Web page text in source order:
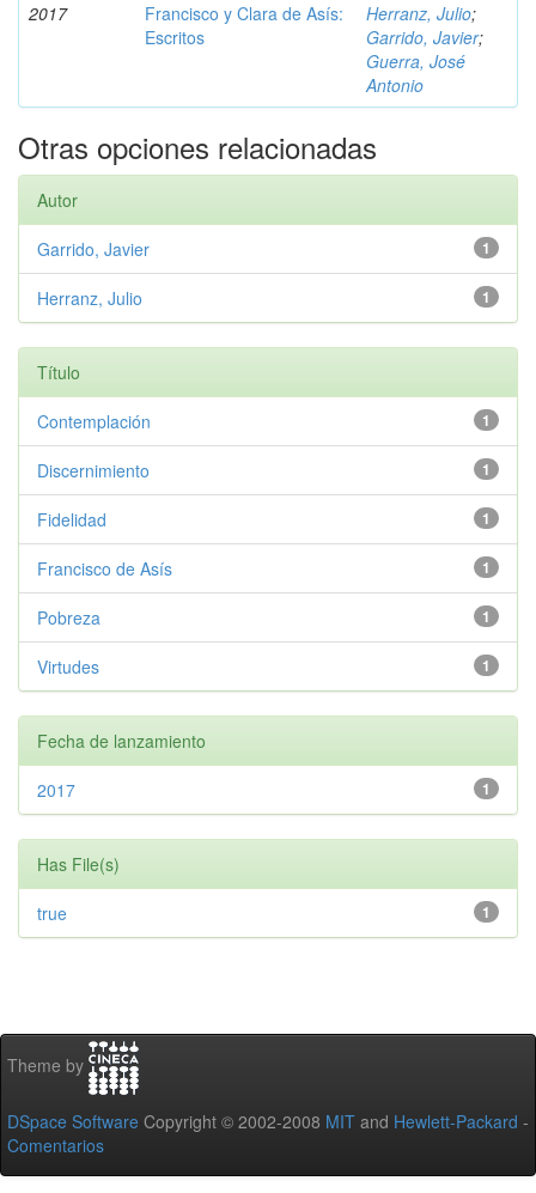
2017
Francisco y Clara de Asís:
Escritos
Herranz, Julio;
Garrido, Javier;
Guerra, José
Antonio
Otras opciones relacionadas
Autor
1
Garrido, Javier
1
Herranz, Julio
Título
1
Contemplación
1
Discernimiento
1
Fidelidad
1
Francisco de Asís
1
Pobreza
1
Virtudes
Fecha de lanzamiento
1
2017
Has File(s)
1
true
Theme by
DSpace Software Copyright © 2002-2008 MIT and Hewlett-Packard -
Comentarios